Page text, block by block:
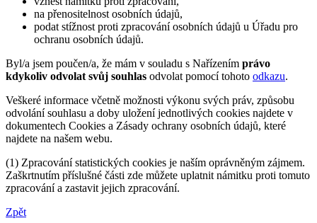
na přenositelnost osobních údajů,
podat stížnost proti zpracování osobních údajů u Úřadu pro
ochranu osobních údajů.
Byl/a jsem poučen/a, že mám v souladu s Nařízením právo
kdykoliv odvolat svůj souhlas odvolat pomocí tohoto odkazu.
Veškeré informace včetně možnosti výkonu svých práv, způsobu
odvolání souhlasu a doby uložení jednotlivých cookies najdete v
dokumentech Cookies a Zásady ochrany osobních údajů, které
najdete na našem webu.
(1) Zpracování statistických cookies je naším oprávněným zájmem.
Zaškrtnutím příslušné části zde můžete uplatnit námitku proti tomuto
zpracování a zastavit jejich zpracování.
Zpět